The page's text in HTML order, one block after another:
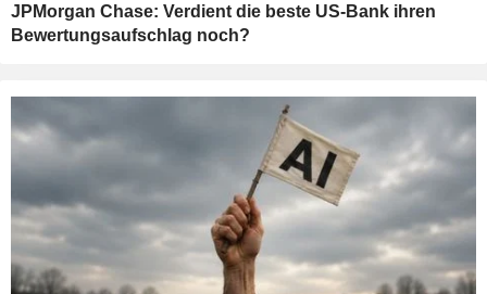
JPMorgan Chase: Verdient die beste US-Bank ihren
Bewertungsaufschlag noch?